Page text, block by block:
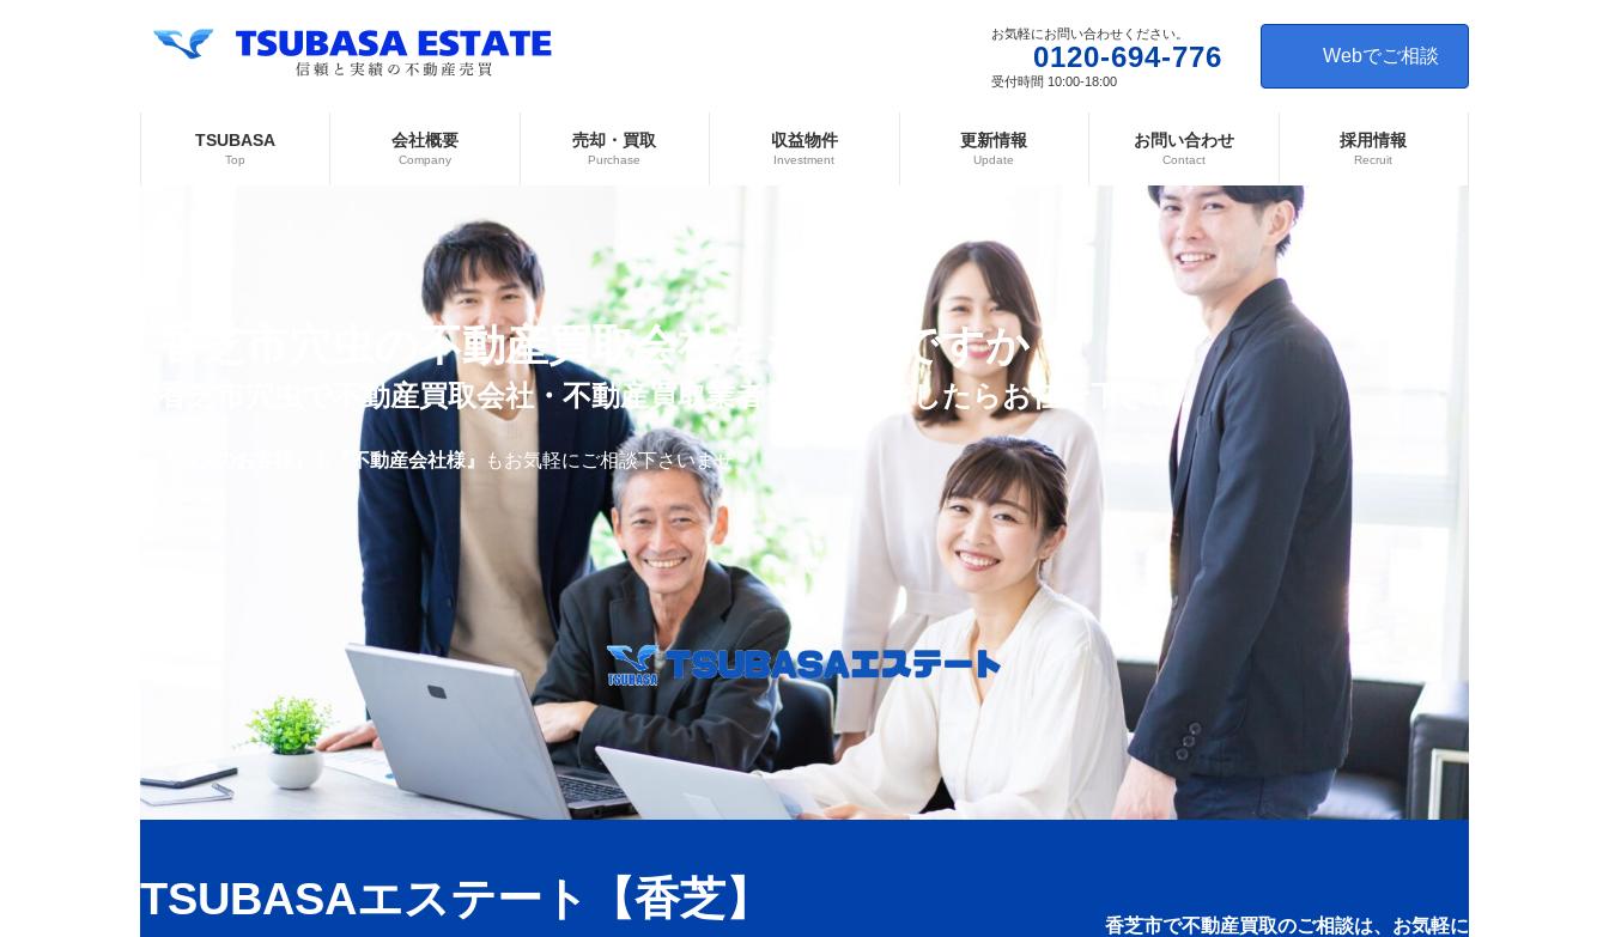
お気軽にお問い合わせください。
0120-694-776
受付時間 10:00-18:00
Webでご相談
TSUBASA
Top
会社概要
Company
売却・買取
Purchase
収益物件
Investment
更新情報
Update
お問い合わせ
Contact
採用情報
Recruit
香芝市穴虫の不動産買取会社を お探しですか？
香芝市穴虫で不動産買取会社・不動産買取業者をお探しでしたらお任せ下さい。
『不動産会社様』 もお気軽にご相談下さいませ。
TSUBASAエステート 【香芝】
香芝市で不動産買取のご相談は、お気軽に